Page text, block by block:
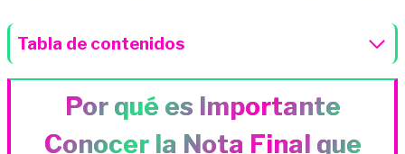
Tabla de contenidos
Por qué es Importante
Conocer la Nota Final que